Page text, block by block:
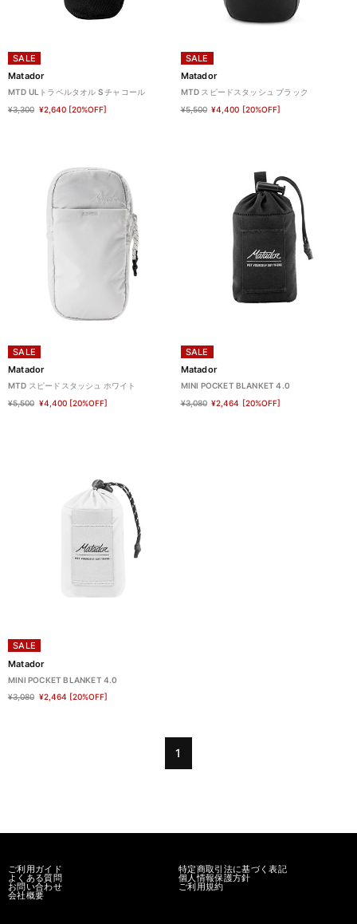
SALE
Matador
MTD ULトラベルタオル S チャコール
¥3,300 ¥2,640 [20%OFF]
SALE
Matador
MTD スピードスタッシュ ブラック
¥5,500 ¥4,400 [20%OFF]
SALE
Matador
MTD スピードスタッシュ ホワイト
¥5,500 ¥4,400 [20%OFF]
SALE
Matador
MINI POCKET BLANKET 4.0
¥3,080 ¥2,464 [20%OFF]
SALE
Matador
MINI POCKET BLANKET 4.0
¥3,080 ¥2,464 [20%OFF]
1
ご利用ガイド
よくある質問
お問い合わせ
会社概要
特定商取引法に基づく表記
個人情報保護方針
ご利用規約